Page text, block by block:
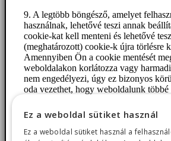
9. A legtöbb böngésző, amelyet
használnak, lehetővé teszi annak
cookie-kat kell menteni és lehetővé
(meghatározott) cookie-k újra törlésre
Amennyiben Ön a cookie mentését
weboldalakon korlátozza vagy
nem engedélyezi, úgy ez bizonyos
oda vezethet, hogy weboldalunk többé
teljes egészében. Itt talál
hogy a szokásos böngészők esetében
cookie beállításokat testre szabni:
Ez a weboldal sütiket használ
Ez a weboldal sütiket használ a